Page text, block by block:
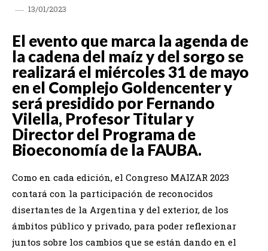
13/01/2023
El evento que marca la agenda de
la cadena del maíz y del sorgo se
realizará el miércoles 31 de mayo
en el Complejo Goldencenter y
será presidido por Fernando
Vilella, Profesor Titular y
Director del Programa de
Bioeconomía de la FAUBA.
Como en cada edición, el Congreso MAIZAR 2023
contará con la participación de reconocidos
disertantes de la Argentina y del exterior, de los
ámbitos público y privado, para poder reflexionar
juntos sobre los cambios que se están dando en el